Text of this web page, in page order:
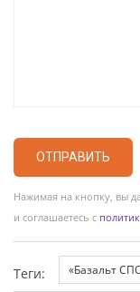
ОТПРАВИТЬ
Нажимая на кнопку, вы
и соглашаетесь с
Теги: «Базальт